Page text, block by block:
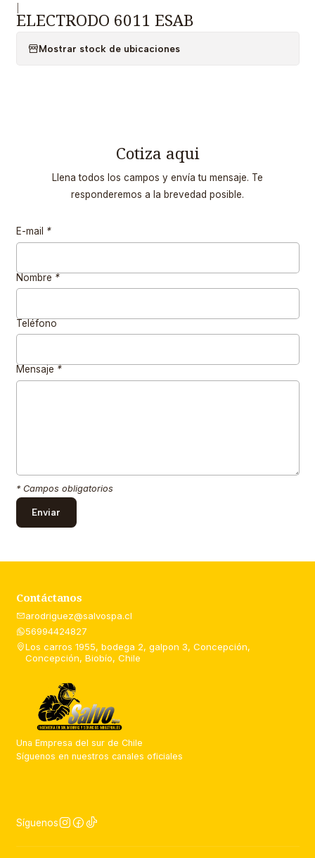
ELECTRODO 6011 ESAB
Mostrar stock de ubicaciones
Cotiza aqui
Llena todos los campos y envía tu mensaje. Te
responderemos a la brevedad posible.
E-mail *
Nombre*
Teléfono
Mensaje *
* Campos obligatorios
Contáctanos
arodriguez@salvospa.cl
56994424827
Los carros 1955, bodega 2, galpon 3, Concepción,
Concepción, Biobío, Chile
Una Empresa del sur de Chile
Síguenos en nuestros canales oficiales
Síguenos